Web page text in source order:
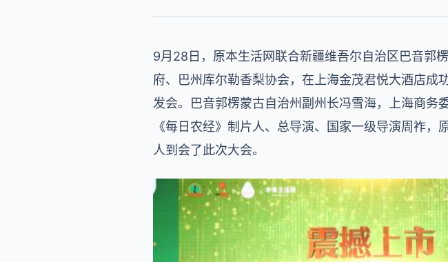
9月28日，原本生活网联合新疆维吾尔自治区巴音郭
府、巴州库尔勒香梨协会，在上海金茂君悦大酒店成
发会。巴音郭楞蒙古自治州副州长冯雪海，上海商务
《每日农经》制片人、总导演、国家一级导演周祚
人到会了此次大会。